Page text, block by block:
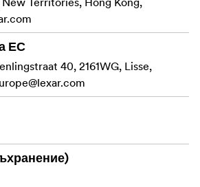
загуба и изтриване.
системи Съвместим както с
USB 3.0 флаш устройството
лесно да съхранявате
музикални и видео файлове.
в лабораториите за качество на
хиляди различни камери и
за да се гарантира
съвместимост и
ЕС
40, 2161WG, Lisse,